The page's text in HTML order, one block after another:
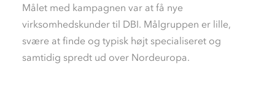
Målet med kampagnen var at få nye
virksomhedskunder til DBI. Målgruppen er lille,
svære at finde og typisk højt specialiseret og
samtidig spredt ud over Nordeuropa.